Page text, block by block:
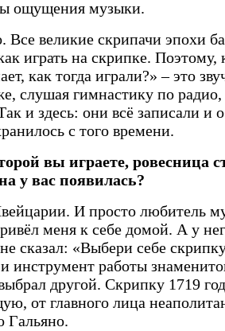
ощущения музыки.
Все великие скрипачи эпохи
играть на скрипке. Поэтому,
как тогда играли?» – это
слушая гимнастику по
и здесь: они всё записали и
с того времени.
вы играете, ровесница
у вас появилась?
И просто любитель
меня к себе домой. А у
сказал: «Выбери себе
инструмент работы
другой. Скрипку 1719
от главного лица
Гальяно.